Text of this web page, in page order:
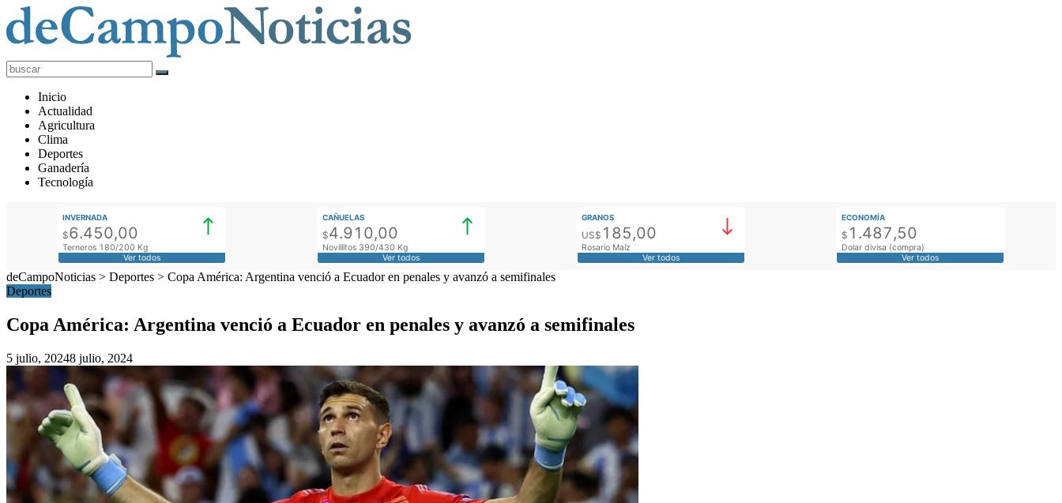
deCampoNoticias
Actualidad
Agropecuaria
Inicio
Actualidad
Agricultura
Clima
Deportes
Ganadería
Tecnología
INVERNADA
$6.450,00
Terneros 180/200 Kg
Ver todos
CAÑUELAS
$4.910,00
Novillitos 390/430 Kg
Ver todos
GRANOS
US$ 185,00
Rosario Maíz
Ver todos
ECONOMÍA
$ 1.487,50
Dolar divisa (compra)
Ver todos
deCampoNoticias > Deportes > Copa América: Argentina venció a Ecuador en penales y avanzó a semifinales
Deportes
Copa América: Argentina venció a Ecuador en penales y avanzó a semifinales
5 julio, 20248 julio, 2024